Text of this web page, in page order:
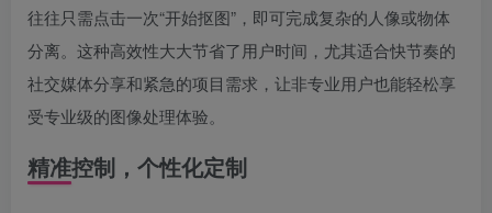
往往只需点击一次“开始抠图”，即可完成复杂的人像或物体
分离。这种高效性大大节省了用户时间，尤其适合快节奏的
社交媒体分享和紧急的项目需求，让非专业用户也能轻松享
受专业级的图像处理体验。
精准控制，个性化定制